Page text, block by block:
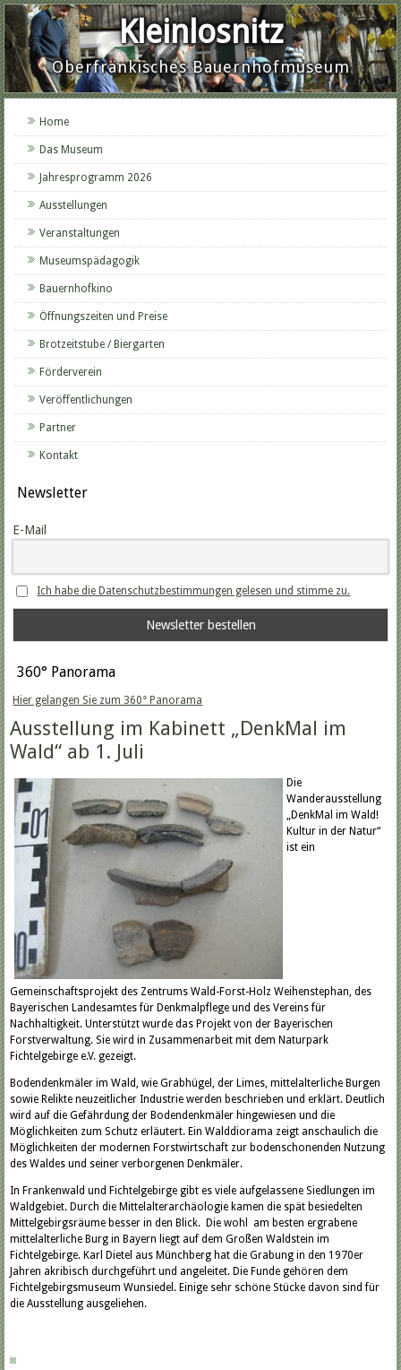
Kleinlosnitz
Oberfränkisches Bauernhofmuseum
Home
Das Museum
Jahresprogramm 2026
Ausstellungen
Veranstaltungen
Museumspädagogik
Bauernhofkino
Öffnungszeiten und Preise
Brotzeitstube / Biergarten
Förderverein
Veröffentlichungen
Partner
Kontakt
Newsletter
E-Mail
Ich habe die Datenschutzbestimmungen gelesen und stimme zu.
360° Panorama
Hier gelangen Sie zum 360° Panorama
Ausstellung im Kabinett „DenkMal im
Wald“ ab 1. Juli
Die
Wanderausstellung
„DenkMal im Wald!
Kultur in der Natur“
ist ein
Gemeinschaftsprojekt des Zentrums Wald-Forst-Holz Weihenstephan, des
Bayerischen Landesamtes für Denkmalpflege und des Vereins für
Nachhaltigkeit. Unterstützt wurde das Projekt von der Bayerischen
Forstverwaltung. Sie wird in Zusammenarbeit mit dem Naturpark
Fichtelgebirge e.V. gezeigt.
Bodendenkmäler im Wald, wie Grabhügel, der Limes, mittelalterliche Burgen
sowie Relikte neuzeitlicher Industrie werden beschrieben und erklärt. Deutlich
wird auf die Gefährdung der Bodendenkmäler hingewiesen und die
Möglichkeiten zum Schutz erläutert. Ein Walddiorama zeigt anschaulich die
Möglichkeiten der modernen Forstwirtschaft zur bodenschonenden Nutzung
des Waldes und seiner verborgenen Denkmäler.
In Frankenwald und Fichtelgebirge gibt es viele aufgelassene Siedlungen im
Waldgebiet. Durch die Mittelalterarchäologie kamen die spät besiedelten
Mittelgebirgsräume besser in den Blick. Die wohl am besten ergrabene
mittelalterliche Burg in Bayern liegt auf dem Großen Waldstein im
Fichtelgebirge. Karl Dietel aus Münchberg hat die Grabung in den 1970er
Jahren akribisch durchgeführt und angeleitet. Die Funde gehören dem
Fichtelgebirgsmuseum Wunsiedel. Einige sehr schöne Stücke davon sind für
die Ausstellung ausgeliehen.